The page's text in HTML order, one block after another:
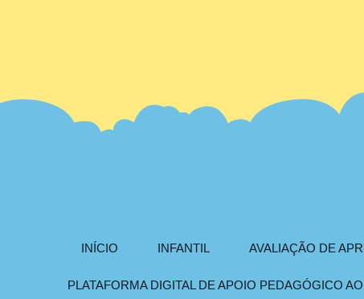
INÍCIO INFANTIL AVALIAÇÃO DE
PLATAFORMA DIGITAL DE APOIO PEDAGÓGICO